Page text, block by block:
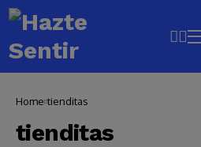
Home tienditas
tienditas